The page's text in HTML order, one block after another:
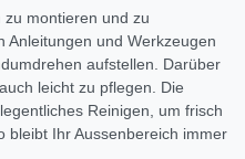
montieren und zu
Anleitungen und Werkzeugen
aufstellen. Darüber
leicht zu pflegen. Die
Reinigen, um frisch
bleibt Ihr Aussenbereich immer